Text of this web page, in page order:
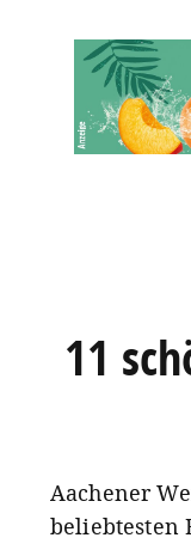
11
Aachener
beliebtesten